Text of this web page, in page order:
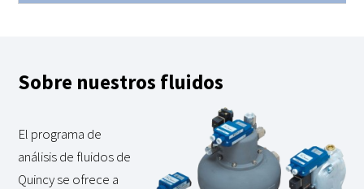
Sobre nuestros fluidos
El programa de
análisis de fluidos de
Quincy se ofrece a